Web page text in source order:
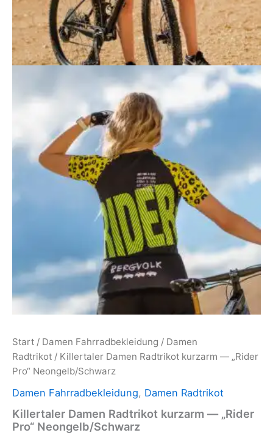
Start / Damen Fahrradbekleidung / Damen
Radtrikot / Killertaler Damen Radtrikot kurzarm — „Rider
Pro“ Neongelb/Schwarz
Damen Fahrradbekleidung, Damen Radtrikot
Killertaler Damen Radtrikot kurzarm — „Rider
Pro“ Neongelb/Schwarz